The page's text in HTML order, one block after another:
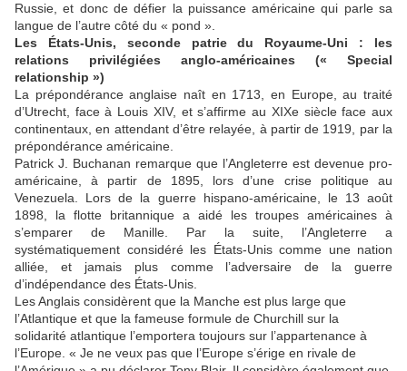
Russie, et donc de défier la puissance américaine qui parle sa
langue de l’autre côté du « pond ».
Les États-Unis, seconde patrie du Royaume-Uni : les
relations privilégiées anglo-américaines (« Special
relationship »)
La prépondérance anglaise naît en 1713, en Europe, au traité
d’Utrecht, face à Louis XIV, et s’affirme au XIXe siècle face aux
continentaux, en attendant d’être relayée, à partir de 1919, par la
prépondérance américaine.
Patrick J. Buchanan remarque que l’Angleterre est devenue pro-
américaine, à partir de 1895, lors d’une crise politique au
Venezuela. Lors de la guerre hispano-américaine, le 13 août
1898, la flotte britannique a aidé les troupes américaines à
s’emparer de Manille. Par la suite, l’Angleterre a
systématiquement considéré les États-Unis comme une nation
alliée, et jamais plus comme l’adversaire de la guerre
d’indépendance des États-Unis.
Les Anglais considèrent que la Manche est plus large que
l’Atlantique et que la fameuse formule de Churchill sur la
solidarité atlantique l’emportera toujours sur l’appartenance à
l’Europe. « Je ne veux pas que l’Europe s’érige en rivale de